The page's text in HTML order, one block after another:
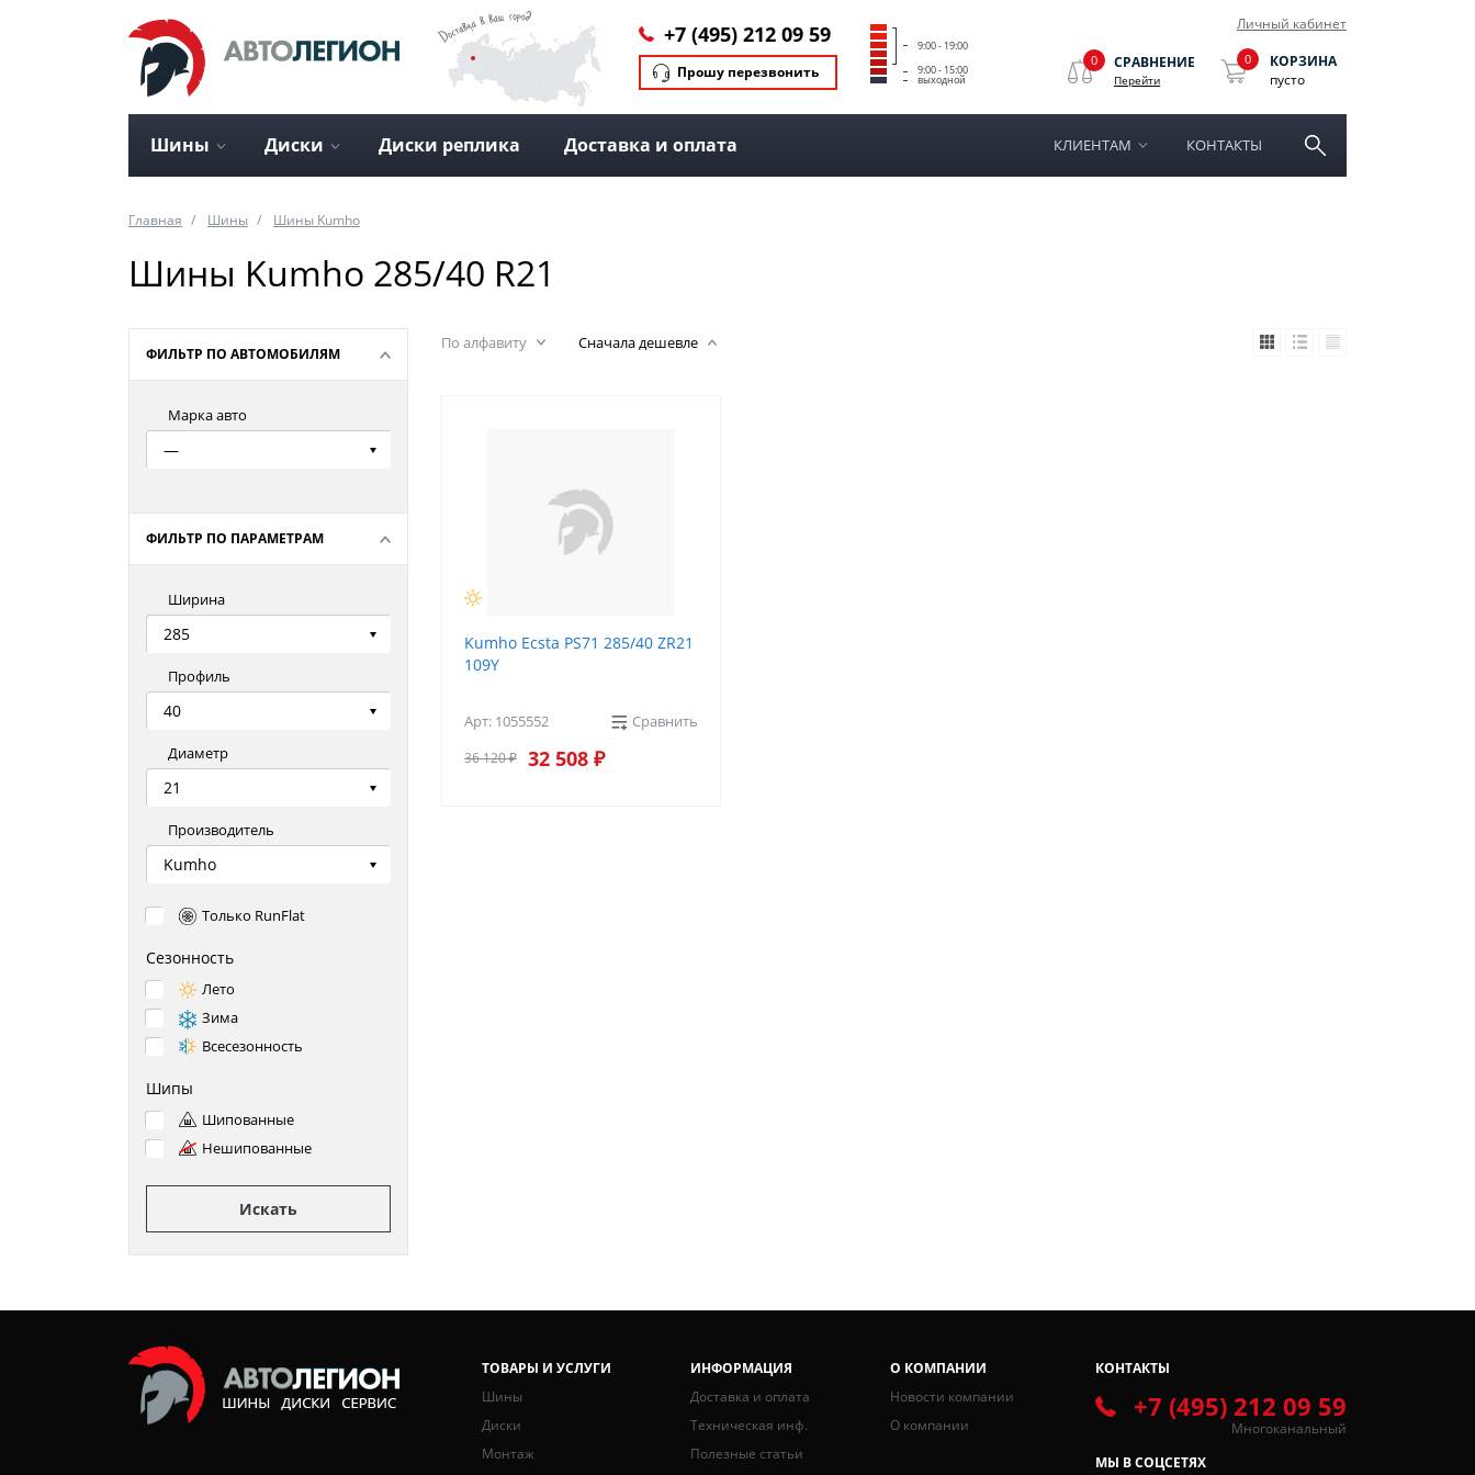
Личный кабинет
+7 (495) 212 09 59
Прошу перезвонить
9:00 - 19:00
9:00 - 15:00
выходной
0 СРАВНЕНИЕ
Перейти
0
КОРЗИНА
пусто
Шины Диски Диски реплика Доставка и оплата КЛИЕНТАМ КОНТАКТЫ
Главная Шины Шины Kumho
Шины Kumho 285/40 R21
ФИЛЬТР ПО АВТОМОБИЛЯМ
Марка авто
—
ФИЛЬТР ПО ПАРАМЕТРАМ
Ширина
285
Профиль
40
Диаметр
21
Производитель
Kumho
Только RunFlat
Сезонность
Лето
Зима
Всесезонность
Шипы
Шипованные
Нешипованные
Искать
По алфавиту Сначала дешевле
Kumho Ecsta PS71 285/40 ZR21
109Y
Арт: 1055552 Сравнить
36 120 ₽ 32 508 ₽
ТОВАРЫ И УСЛУГИ
Шины
Диски
Монтаж
ИНФОРМАЦИЯ
Доставка и оплата
Техническая инф.
Полезные статьи
О КОМПАНИИ
Новости компании
О компании
КОНТАКТЫ
+7 (495) 212 09 59
Многоканальный
МЫ В СОЦСЕТЯХ